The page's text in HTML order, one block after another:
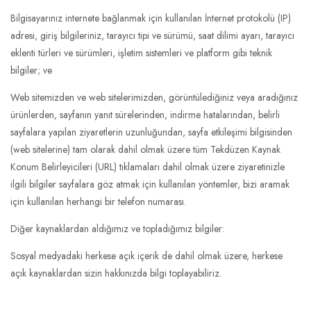
Bilgisayarınız internete bağlanmak için kullanılan İnternet protokolü (IP)
adresi, giriş bilgileriniz, tarayıcı tipi ve sürümü, saat dilimi ayarı, tarayıcı
eklenti türleri ve sürümleri, işletim sistemleri ve platform gibi teknik
bilgiler; ve
Web sitemizden ve web sitelerimizden, görüntülediğiniz veya aradığınız
ürünlerden, sayfanın yanıt sürelerinden, indirme hatalarından, belirli
sayfalara yapılan ziyaretlerin uzunluğundan, sayfa etkileşimi bilgisinden
(web sitelerine) tam olarak dahil olmak üzere tüm Tekdüzen Kaynak
Konum Belirleyicileri (URL) tıklamaları dahil olmak üzere ziyaretinizle
ilgili bilgiler sayfalara göz atmak için kullanılan yöntemler, bizi aramak
için kullanılan herhangi bir telefon numarası.
Diğer kaynaklardan aldığımız ve topladığımız bilgiler:
Sosyal medyadaki herkese açık içerik de dahil olmak üzere, herkese
açık kaynaklardan sizin hakkınızda bilgi toplayabiliriz.